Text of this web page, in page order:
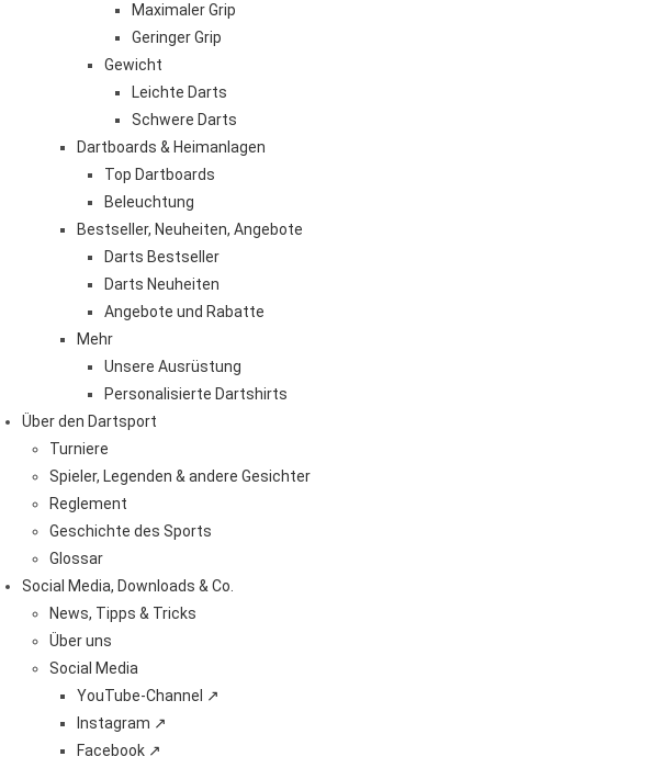
Maximaler Grip
Geringer Grip
Gewicht
Leichte Darts
Schwere Darts
Dartboards & Heimanlagen
Top Dartboards
Beleuchtung
Bestseller, Neuheiten, Angebote
Darts Bestseller
Darts Neuheiten
Angebote und Rabatte
Mehr
Unsere Ausrüstung
Personalisierte Dartshirts
Über den Dartsport
Turniere
Spieler, Legenden & andere Gesichter
Reglement
Geschichte des Sports
Glossar
Social Media, Downloads & Co.
News, Tipps & Tricks
Über uns
Social Media
YouTube-Channel ↗
Instagram ↗
Facebook ↗